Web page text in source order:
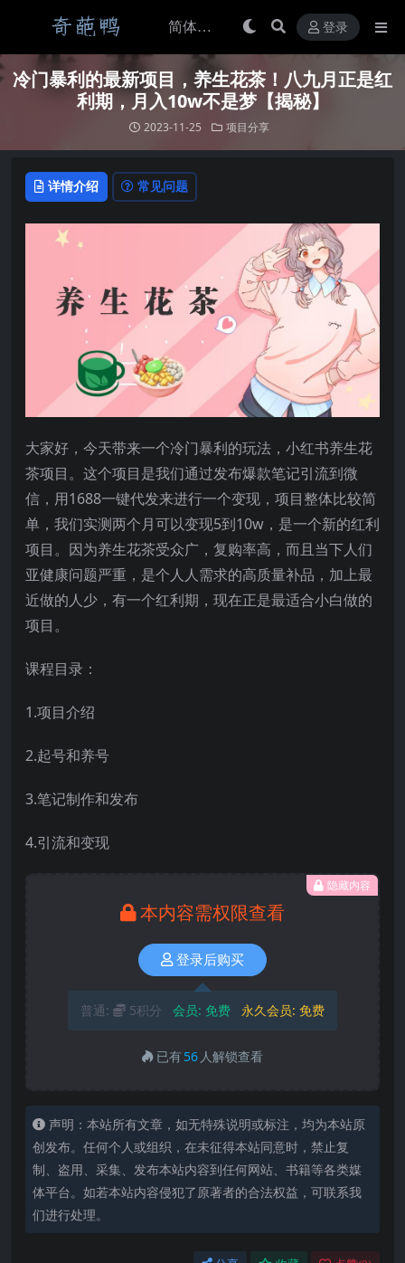
登录
冷门暴利的最新项目，养生花茶！八九月正是红
利期，月入10w不是梦【揭秘】
2023-11-25 项目分享
详情介绍 常见问题
大家好，今天带来一个冷门暴利的玩法，小红书养生花
茶项目。这个项目是我们通过发布爆款笔记引流到微
信，用1688一键代发来进行一个变现，项目整体比较简
单，我们实测两个月可以变现5到10w，是一个新的红利
项目。因为养生花茶受众广，复购率高，而且当下人们
亚健康问题严重，是个人人需求的高质量补品，加上最
近做的人少，有一个红利期，现在正是最适合小白做的
项目。
课程目录：
1.项目介绍
2.起号和养号
3.笔记制作和发布
4.引流和变现
隐藏内容
本内容需权限查看
登录后购买
普通: 5积分 会员: 免费 永久会员: 免费
已有56 人解锁查看
声明：本站所有文章，如无特殊说明或标注，均为本站原
创发布。任何个人或组织，在未征得本站同意时，禁止复
制、盗用、采集、发布本站内容到任何网站、书籍等各类媒
体平台。如若本站内容侵犯了原著者的合法权益，可联系我
们进行处理。